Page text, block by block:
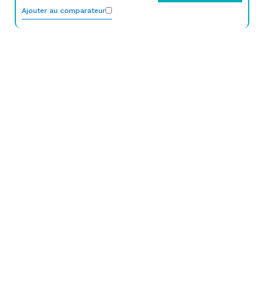
Ajouter au comparateur